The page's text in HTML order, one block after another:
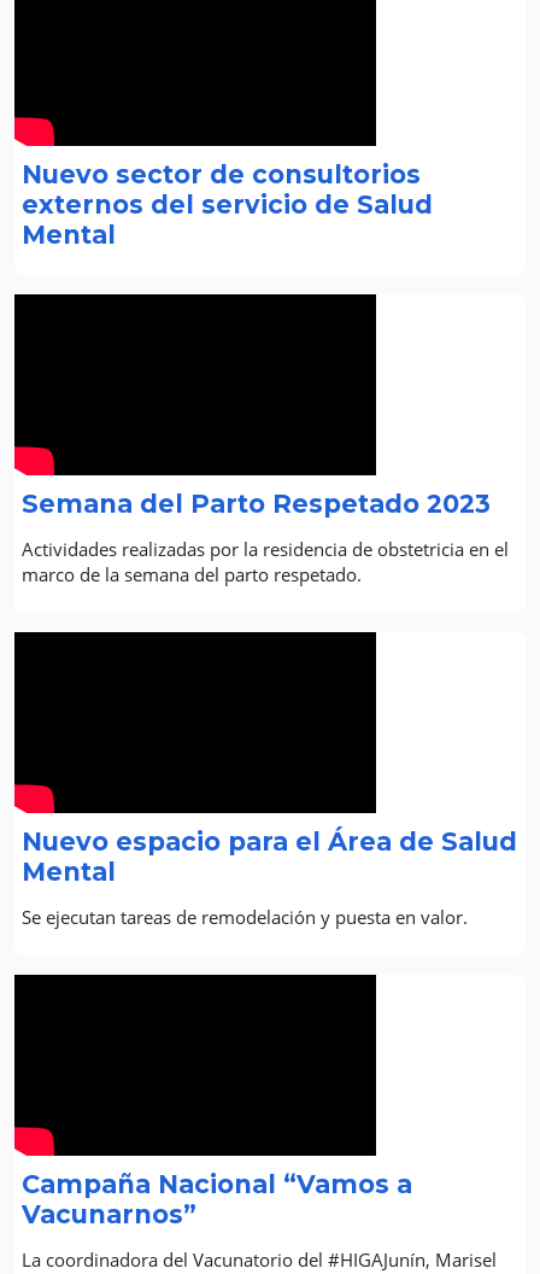
Nuevo sector de consultorios
externos del servicio de Salud
Mental
Semana del Parto Respetado 2023
Actividades realizadas por la residencia de obstetricia en el
marco de la semana del parto respetado.
Nuevo espacio para el Área de Salud
Mental
Se ejecutan tareas de remodelación y puesta en valor.
Campaña Nacional “Vamos a
Vacunarnos”
La coordinadora del Vacunatorio del #HIGAJunín, Marisel